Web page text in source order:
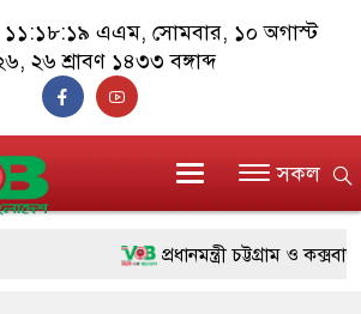
১১:১৮:২০ এএম, সোমবার, ১০ অগাস্ট
২৬ শ্রাবণ ১৪৩৩ বঙ্গাব্দ
সকল
প্রধানমন্ত্রী চট্টগ্রাম ও কক্সবাজারে